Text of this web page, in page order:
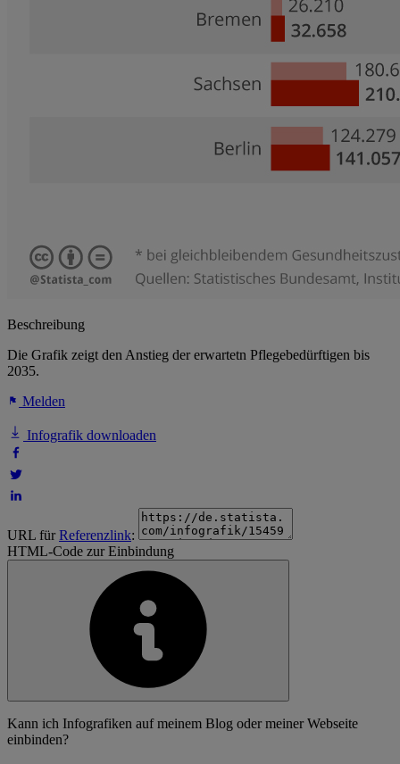
Beschreibung
Die Grafik zeigt den Anstieg der erwartetn Pflegebedürftigen bis
2035.
Melden
Infografik downloaden
URL fürReferenzlink:
HTML-Code zur Einbindung
Kann ich Infografiken auf meinem Blog oder meiner Webseite
einbinden?